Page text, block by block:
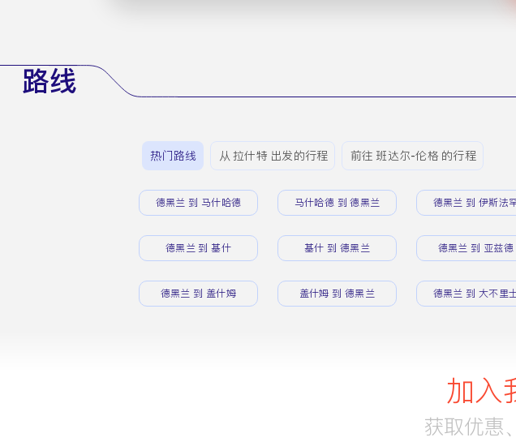
路线
热门路线 从 拉什特 出发的行程 前往 班达尔-伦格 的行程
德黑兰 到 马什哈德 马什哈德 到 德黑兰 德黑兰 到 伊斯法
德黑兰 到 基什 基什 到 德黑兰 德黑兰 到 亚兹德
德黑兰 到 盖什姆 盖什姆 到 德黑兰 德黑兰 到 大不里
加入
获取优惠